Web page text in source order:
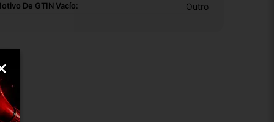
De GTIN Vacío: Outro